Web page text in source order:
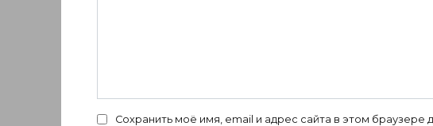
Сохранить моё имя, email и адрес сайта в этом